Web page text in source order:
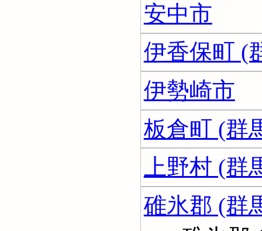
安中市
伊香保町 (
伊勢崎市
板倉町 (群
上野村 (群
碓氷郡 (群